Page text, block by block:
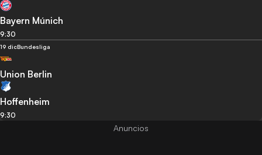
Bayern Múnich
9:30
19 dicBundesliga
Union Berlin
Hoffenheim
9:30